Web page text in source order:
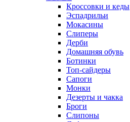
Кроссовки и кеды
Эспадрильи
Мокасины
Слиперы
Дерби
Домашняя обувь
Ботинки
Топ-сайдеры
Сапоги
Монки
Дезерты и чакка
Броги
Слипоны